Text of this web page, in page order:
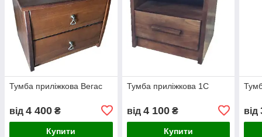
Тумба приліжкова Вегас
від 4 400 ₴
Купити
Тумба приліжкова 1С
від 4 100₴
Купити
від